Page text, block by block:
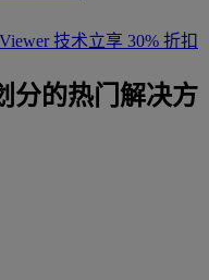
技术立享 30% 折扣
分的热门解决方